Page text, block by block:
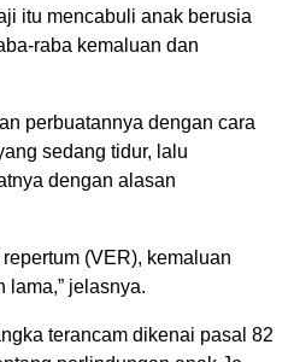
itu mencabuli anak berusia
raba kemaluan dan
perbuatannya dengan cara
sedang tidur, lalu
dengan alasan
(VER), kemaluan
lama,” jelasnya.
terancam dikenai pasal 82